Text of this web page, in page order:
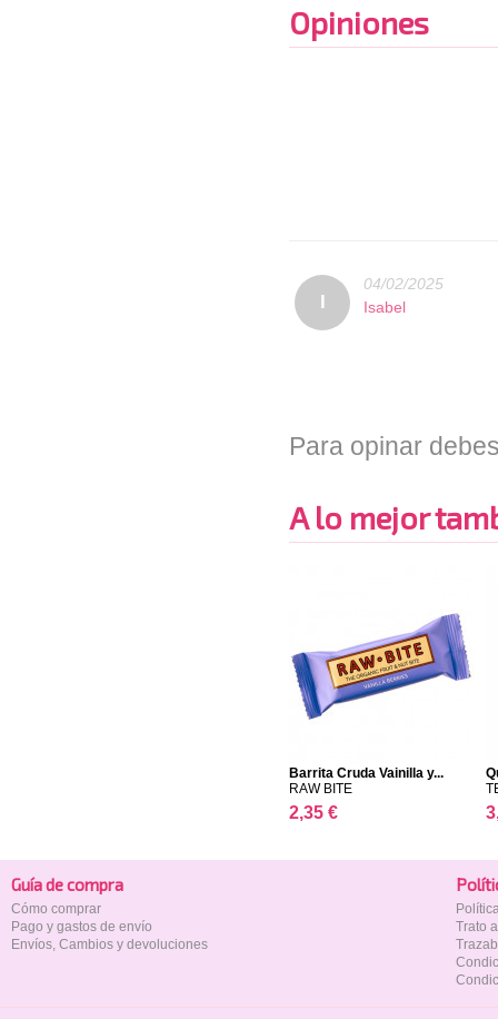
Opiniones
04/02/2025
Isabel
Para opinar
A lo mejor
Barrita Cruda Vainilla y...
RAW BITE
2,35 €
Guía de compra
Cómo comprar
Pago y gastos de envío
Envíos, Cambios y devoluciones
Trato